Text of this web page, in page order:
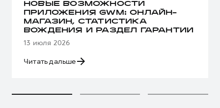
НОВЫЕ ВОЗМОЖНОСТИ
ПРИЛОЖЕНИЯ GWM: ОНЛАЙН-
МАГАЗИН, СТАТИСТИКА
ВОЖДЕНИЯ И РАЗДЕЛ ГАРАНТИИ
13 июля 2026
Читать дальше